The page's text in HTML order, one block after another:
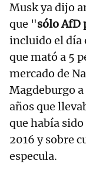
Musk ya dijo
que "sólo AfD
incluido el día
que mató a 5
mercado de
Magdeburgo
años que
que había
2016 y sobre
especula.